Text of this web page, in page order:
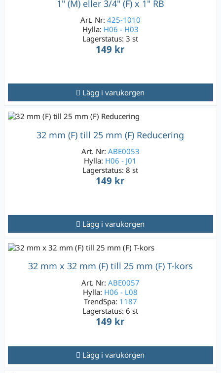
1" (M) eller 3/4" (F) x 1" RB
Art. Nr: 425-1010
Hylla: H06 - H03
Lagerstatus:3 st
149 kr
Lägg i varukorgen
32 mm (F) till 25 mm (F) Reducering
Art. Nr: ABE0053
Hylla: H06 - J01
Lagerstatus:8 st
149 kr
Lägg i varukorgen
32 mm x 32 mm (F) till 25 mm (F) T-kors
Art. Nr: ABE0057
Hylla: H06 - L08
TrendSpa: 1187
Lagerstatus:6 st
149 kr
Lägg i varukorgen